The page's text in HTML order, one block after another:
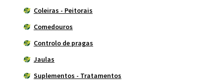
Coleiras - Peitorais
Comedouros
Controlo de pragas
Jaulas
Suplementos - Tratamentos